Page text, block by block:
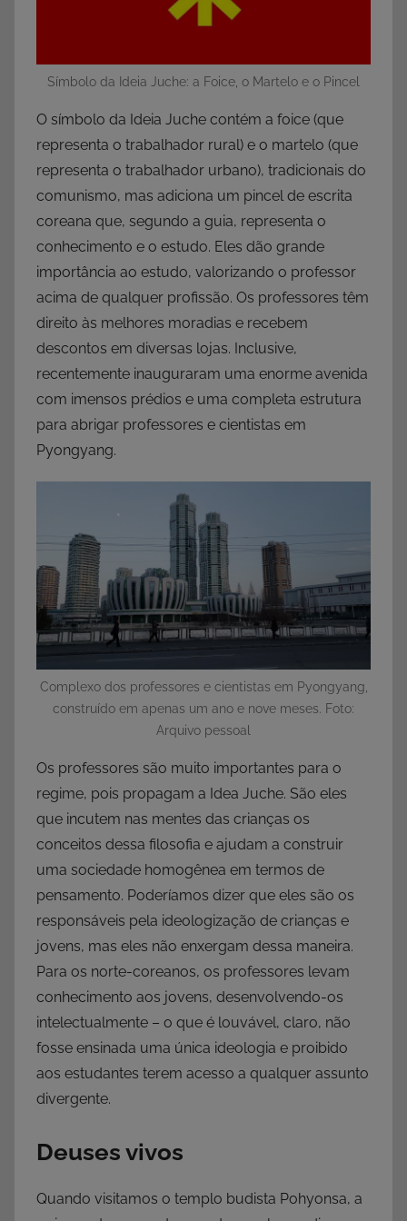
Símbolo da Ideia Juche: a Foice, o Martelo e o Pincel
O símbolo da Ideia Juche contém a foice (que
representa o trabalhador rural) e o martelo (que
representa o trabalhador urbano), tradicionais do
comunismo, mas adiciona um pincel de escrita
coreana que, segundo a guia, representa o
conhecimento e o estudo. Eles dão grande
importância ao estudo, valorizando o professor
acima de qualquer profissão. Os professores têm
direito às melhores moradias e recebem
descontos em diversas lojas. Inclusive,
recentemente inauguraram uma enorme avenida
com imensos prédios e uma completa estrutura
para abrigar professores e cientistas em
Pyongyang.
Complexo dos professores e cientistas em Pyongyang,
construído em apenas um ano e nove meses. Foto:
Arquivo pessoal
Os professores são muito importantes para o
regime, pois propagam a Idea Juche. São eles
que incutem nas mentes das crianças os
conceitos dessa filosofia e ajudam a construir
uma sociedade homogênea em termos de
pensamento. Poderíamos dizer que eles são os
responsáveis pela ideologização de crianças e
jovens, mas eles não enxergam dessa maneira.
Para os norte-coreanos, os professores levam
conhecimento aos jovens, desenvolvendo-os
intelectualmente – o que é louvável, claro, não
fosse ensinada uma única ideologia e proibido
aos estudantes terem acesso a qualquer assunto
divergente.
Deuses vivos
Quando visitamos o templo budista Pohyonsa, a